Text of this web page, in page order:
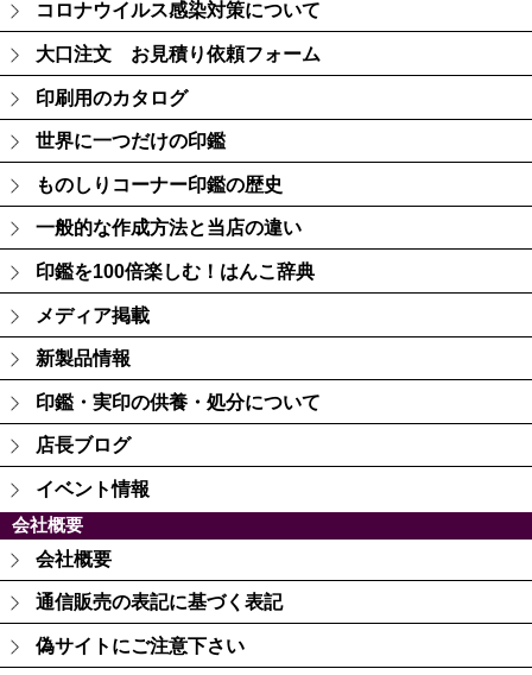
コロナウイルス感染対策について
大口注文 お見積り依頼フォーム
印刷用のカタログ
世界に一つだけの印鑑
ものしりコーナー印鑑の歴史
一般的な作成方法と当店の違い
印鑑を100倍楽しむ！はんこ辞典
メディア掲載
新製品情報
印鑑・実印の供養・処分について
店長ブログ
イベント情報
会社概要
会社概要
通信販売の表記に基づく表記
偽サイトにご注意下さい